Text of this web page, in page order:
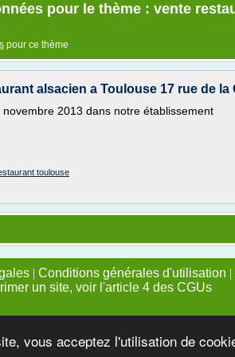
vous acceptez l'utilisation de
pour le thème : vente
pour ce thème
alsacien a Toulouse 17 rue de la
2013 dans notre établissement
toulouse
| Conditions générales d'utilisation |
un site, voir l'article 4 des CGUs